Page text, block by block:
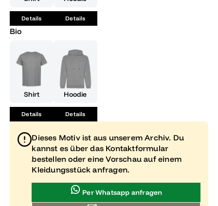
Details Details
Bio
Shirt
Details
Hoodie
Details
Dieses Motiv ist aus unserem Archiv. Du
kannst es über das Kontaktformular
bestellen oder eine Vorschau auf einem
Kleidungsstück anfragen.
Per Whatsapp anfragen